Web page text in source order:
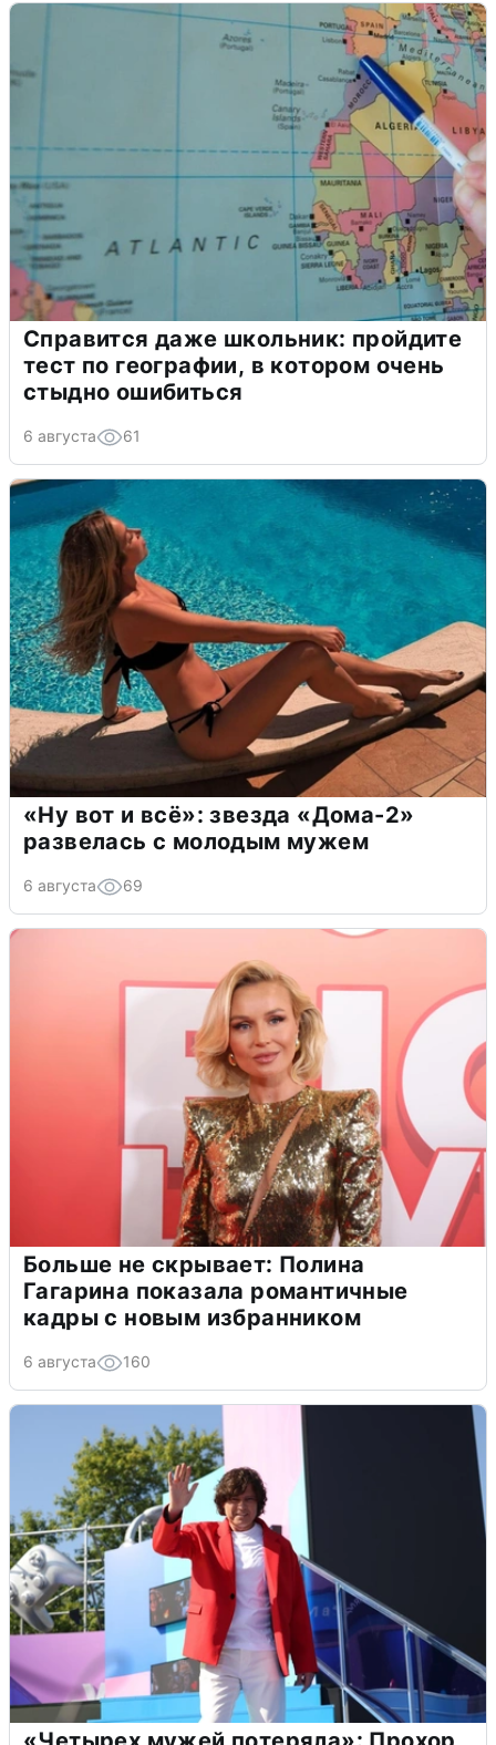
Справится даже школьник: пройдите
тест по географии, в котором очень
стыдно ошибиться
6 августа 61
«Ну вот и всё»: звезда «Дома-2»
развелась с молодым мужем
6 августа 69
Больше не скрывает: Полина
Гагарина показала романтичные
кадры с новым избранником
6 августа 160